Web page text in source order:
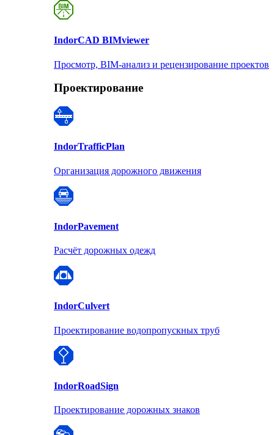
IndorCAD BIMviewer
Просмотр, BIM-анализ и рецензирование проектов
Проектирование
IndorTrafficPlan
Организация дорожного движения
IndorPavement
Расчёт дорожных одежд
IndorCulvert
Проектирование водопропускных труб
IndorRoadSign
Проектирование дорожных знаков